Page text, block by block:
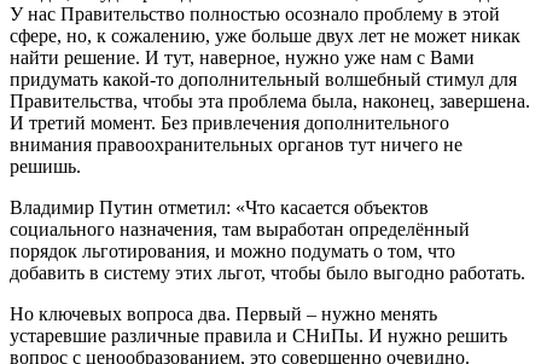
У нас Правительство полностью осознало проблему в этой
сфере, но, к сожалению, уже больше двух лет не может никак
найти решение. И тут, наверное, нужно уже нам с Вами
придумать какой-то дополнительный волшебный стимул для
Правительства, чтобы эта проблема была, наконец, завершена.
И третий момент. Без привлечения дополнительного
внимания правоохранительных органов тут ничего не
решишь.
Владимир Путин отметил: «Что касается объектов
социального назначения, там выработан определённый
порядок льготирования, и можно подумать о том, что
добавить в систему этих льгот, чтобы было выгодно работать.
Но ключевых вопроса два. Первый – нужно менять
устаревшие различные правила и СНиПы. И нужно решить
вопрос с ценообразованием, это совершенно очевидно.